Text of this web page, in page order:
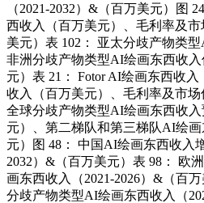
（2021-2032）&（百万美元）图
西收入（百万美元）、毛利率及
美元）表 102： 亚太分歧产物类
非洲分歧产物类型AI绘画东西收入
元）表 21： Fotor AI绘画东西收
收入（百万美元）、毛利率及市场
全球分歧产物类型AI绘画东西收
元）、第二梯队和第三梯队AI绘
元）图 48： 中国AI绘画东西收入
2032）&（百万美元）表 98： 欧
画东西收入（2021-2026）&（百
分歧产物类型AI绘画东西收入（